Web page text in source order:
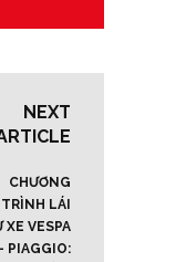
NEXT
CHƯƠNG
TRÌNH LÁI
XE VESPA
- PIAGGIO: